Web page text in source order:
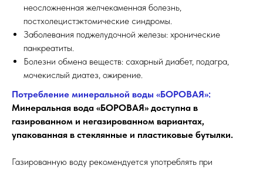
неосложненная желчекаменная болезнь,
постхолецистэктомические синдромы.
Заболевания поджелудочной железы: хронические
панкреатиты.
Болезни обмена веществ: сахарный диабет, подагра,
мочекислый диатез, ожирение.
Потребление минеральной воды «БОРОВАЯ»:
Минеральная вода «БОРОВАЯ» доступна в
газированном и негазированном вариантах,
упакованная в стеклянные и пластиковые бутылки.
Газированную воду рекомендуется употреблять при